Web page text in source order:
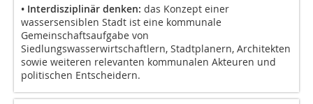
• Interdisziplinär denken: das Konzept einer
wassersensiblen Stadt ist eine kommunale
Gemeinschaftsaufgabe von
Siedlungswasserwirtschaftlern, Stadtplanern, Architekten
sowie weiteren relevanten kommunalen Akteuren und
politischen Entscheidern.